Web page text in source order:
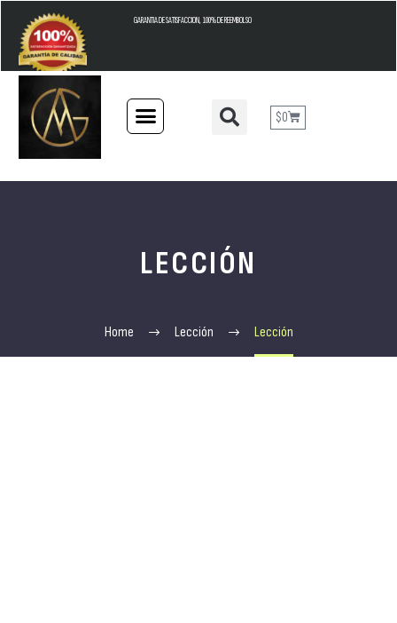
GARANTIA DE SATISFACCION, 100% DE REEMBOLSO
$0
LECCIÓN
Home Lección Lección